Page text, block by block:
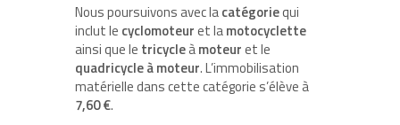
Nous poursuivons avec lacatégoriequi
inclut le cyclomoteuret lamotocyclette
ainsi que le tricycleàmoteuret le
quadricycle àmoteur. L’immobilisation
matérielle dans cette catégorie s’élève à
7,60 €.